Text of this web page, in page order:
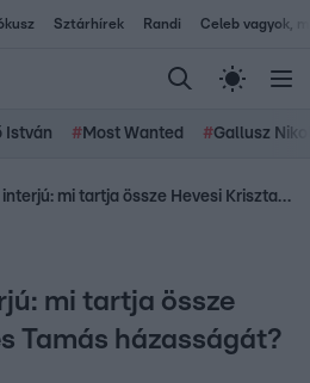
Sztárhírek Randi Celeb vagyok,
István # Most Wanted #Gallusz
Ritka közös interjú: mi tartja össze Hevesi Kriszta és Tamás házasságát?
mi tartja össze
Tamás házasságát?